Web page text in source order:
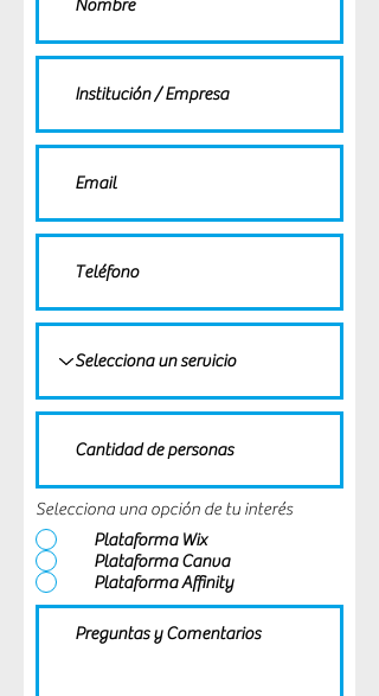
Selecciona una opción de tu interés
Plataforma Wix
Plataforma Canva
Plataforma Affinity